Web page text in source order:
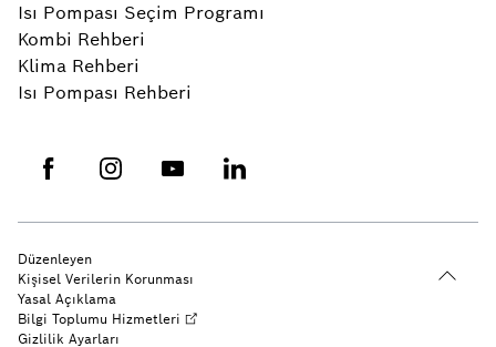
Isı Pompası Seçim Programı
Kombi Rehberi
Klima Rehberi
Isı Pompası Rehberi
Düzenleyen
Kişisel Verilerin Korunması
Yasal Açıklama
Bilgi Toplumu Hizmetleri
Gizlilik Ayarları